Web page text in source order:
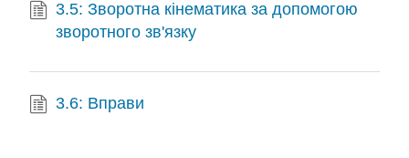
3.5: Зворотна кінематика за допомогою
зворотного зв'язку
3.6: Вправи